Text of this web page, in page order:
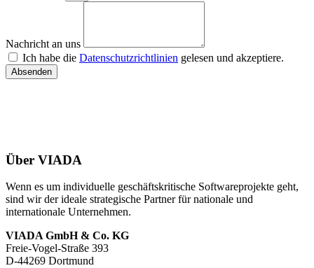
Nachricht an uns
Ich habe die Datenschutzrichtlinien gelesen und akzeptiere.
Absenden
Über VIADA
Wenn es um individuelle geschäftskritische Softwareprojekte geht,
sind wir der ideale strategische Partner für nationale und
internationale Unternehmen.
VIADA GmbH & Co. KG
Freie-Vogel-Straße 393
D-44269 Dortmund